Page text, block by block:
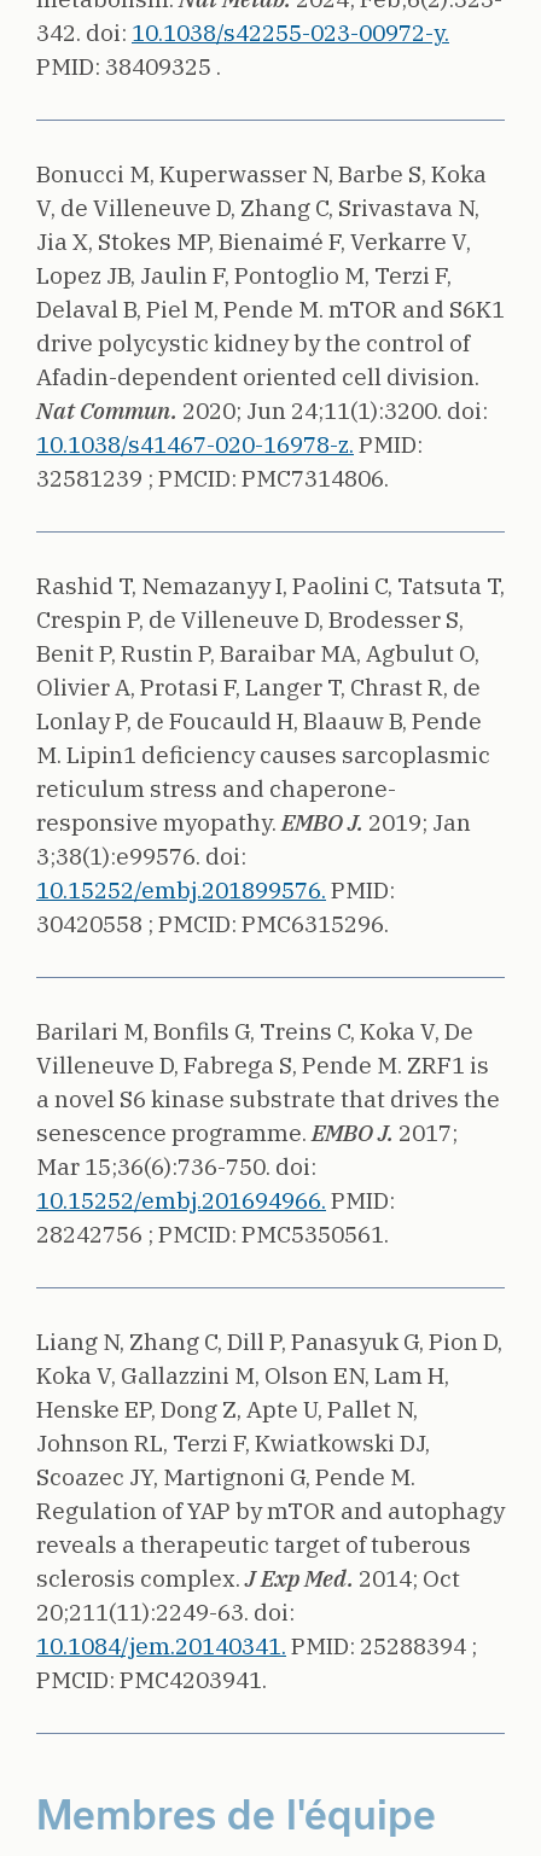
342. doi: 10.1038/s42255-023-00972-y.
PMID: 38409325 .
Bonucci M, Kuperwasser N, Barbe S, Koka
V, de Villeneuve D, Zhang C, Srivastava N,
Jia X, Stokes MP, Bienaimé F, Verkarre V,
Lopez JB, Jaulin F, Pontoglio M, Terzi F,
Delaval B, Piel M, Pende M. mTOR and S6K1
drive polycystic kidney by the control of
Afadin-dependent oriented cell division.
Nat Commun. 2020; Jun 24;11(1):3200. doi:
10.1038/s41467-020-16978-z. PMID:
32581239 ; PMCID: PMC7314806.
Rashid T, Nemazanyy I, Paolini C, Tatsuta T,
Crespin P, de Villeneuve D, Brodesser S,
Benit P, Rustin P, Baraibar MA, Agbulut O,
Olivier A, Protasi F, Langer T, Chrast R, de
Lonlay P, de Foucauld H, Blaauw B, Pende
M. Lipin1 deficiency causes sarcoplasmic
reticulum stress and chaperone-
responsive myopathy. EMBO J. 2019; Jan
3;38(1):e99576. doi:
10.15252/embj.201899576. PMID:
30420558 ; PMCID: PMC6315296.
Barilari M, Bonfils G, Treins C, Koka V, De
Villeneuve D, Fabrega S, Pende M. ZRF1 is
a novel S6 kinase substrate that drives the
senescence programme. EMBO J. 2017;
Mar 15;36(6):736-750. doi:
10.15252/embj.201694966. PMID:
28242756 ; PMCID: PMC5350561.
Liang N, Zhang C, Dill P, Panasyuk G, Pion D,
Koka V, Gallazzini M, Olson EN, Lam H,
Henske EP, Dong Z, Apte U, Pallet N,
Johnson RL, Terzi F, Kwiatkowski DJ,
Scoazec JY, Martignoni G, Pende M.
Regulation of YAP by mTOR and autophagy
reveals a therapeutic target of tuberous
sclerosis complex. J Exp Med. 2014; Oct
20;211(11):2249-63. doi:
10.1084/jem.20140341. PMID: 25288394 ;
PMCID: PMC4203941.